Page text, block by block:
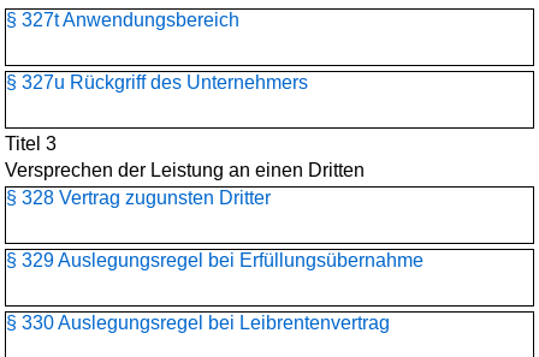
§ 327t Anwendungsbereich
§ 327u Rückgriff des Unternehmers
Titel 3
Versprechen der Leistung an einen Dritten
§ 328 Vertrag zugunsten Dritter
§ 329 Auslegungsregel bei Erfüllungsübernahme
§ 330 Auslegungsregel bei Leibrentenvertrag